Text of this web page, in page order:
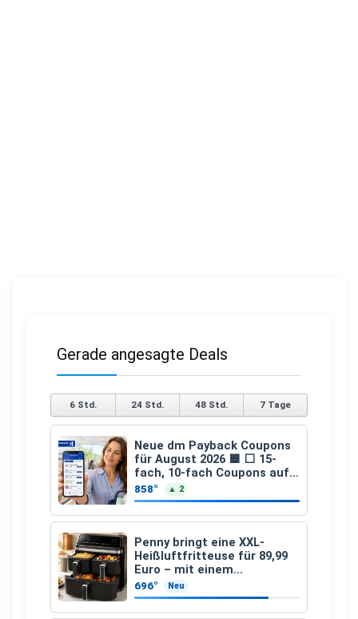
Gerade angesagte Deals
6 Std. 24 Std. 48 Std. 7 Tage
Neue dm Payback Coupons
für August 2026 🟦 ⬜ 15-
fach, 10-fach Coupons auf
den gesamten Einkauf ab 2
€
858° ▲ 2
Penny bringt eine XXL-
Heißluftfritteuse für 89,99
Euro – mit einem
besonderen Vorteil
696° Neu